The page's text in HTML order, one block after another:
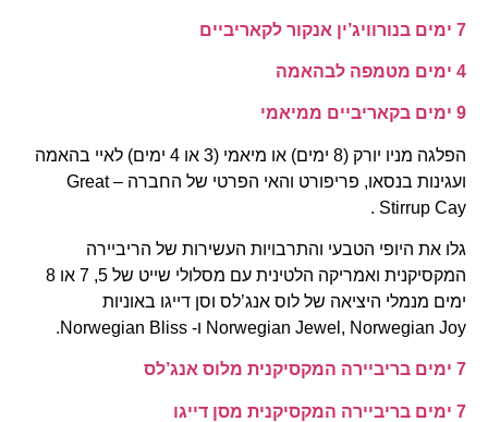
הפלגה מניו יורק (8 ימים) או מיאמי (3 או 4 ימים) לאיי בהאמה
ועגינות בנסאו, פריפורט והאי הפרטי של החברה – Great
Stirrup Cay .
גלו את היופי הטבעי והתרבויות העשירות של הריביירה
המקסיקנית ואמריקה הלטינית עם מסלולי שייט של 5, 7 או 8
ימים מנמלי היציאה של לוס אנג’לס וסן דייגו באוניות
Norwegian Jewel, Norwegian Joy ו- Norwegian Bliss.